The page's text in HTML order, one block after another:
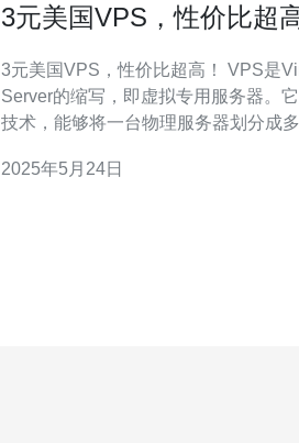
3元美国VPS，性价比超
3元美国VPS，性价比超高！ VPS是Virtual Private
Server的缩写，即虚拟专用服务器。
技术，能够将一台物理服务器划分成
以独立运行应用程序。 3元美国VPS是一种低成本的
2025年5月24日